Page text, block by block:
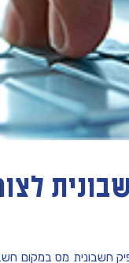
חשבונית מס במקום